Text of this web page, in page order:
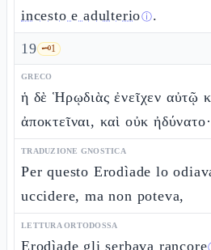
incesto e adulterioⓘ.
19 🗝️1
GRECO
ἡ δὲ Ἡρῳδιὰς ἐνεῖχεν αὐτῷ
ἀποκτεῖναι, καὶ οὐκ ἠδύνατο·
TRADUZIONE GNOSTICA
Per questo Erodìade lo
uccidere, ma non poteva,
LETTURA ORTODOSSA
Erodìade gliserbava rancore